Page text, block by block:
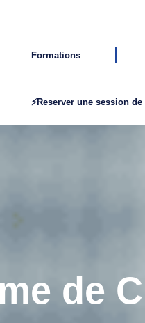
Formations
⚡Reserver une session de
de